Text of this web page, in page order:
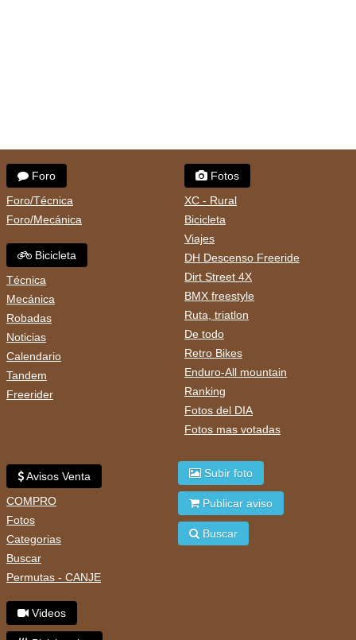
Foro
Foro/Técnica
Foro/Mecánica
Bicicleta
Técnica
Mecánica
Robadas
Noticias
Calendario
Tandem
Freerider
Fotos
XC - Rural
Bicicleta
Viajes
DH Descenso Freeride
Dirt Street 4X
BMX freestyle
Ruta, triatlon
De todo
Retro Bikes
Enduro-All mountain
Ranking
Fotos del DIA
Fotos mas votadas
Avisos Venta
COMPRO
Fotos
Categorias
Buscar
Permutas - CANJE
Videos
Subir foto
Publicar aviso
Buscar